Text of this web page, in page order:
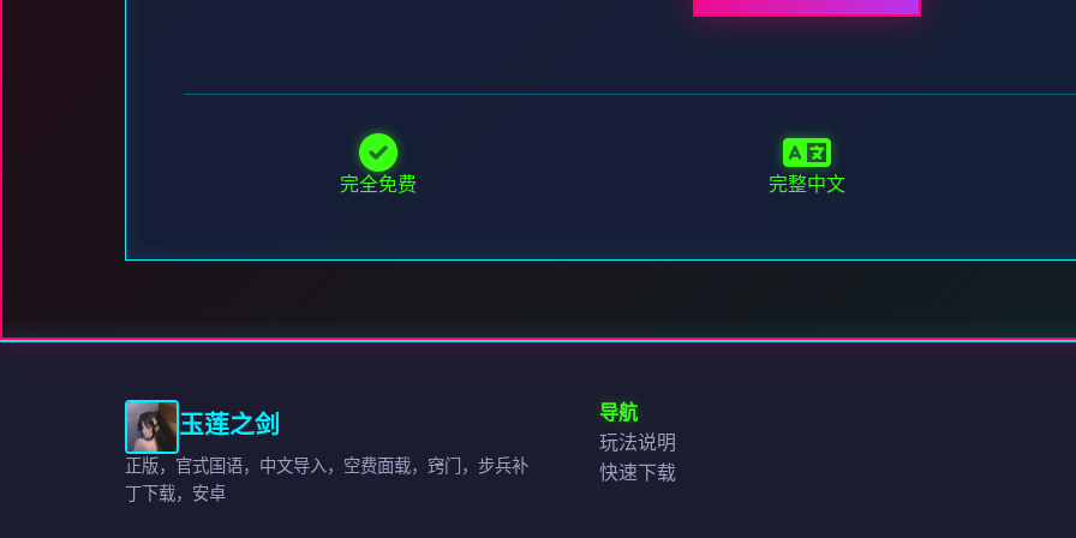
完全免费 完整中文
玉莲之剑
正版，官式国语，中文导入，空费面载，窍门，步兵补
丁下载，安卓
导航
玩法说明
快速下载